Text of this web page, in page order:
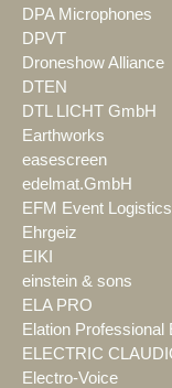
DPA Microphones
DPVT
Droneshow Alliance
DTEN
DTL LICHT GmbH
Earthworks
easescreen
edelmat.GmbH
EFM Event Logistics
Ehrgeiz
EIKI
einstein & sons
ELA PRO
Elation Professional
ELECTRIC
Electro-Voice